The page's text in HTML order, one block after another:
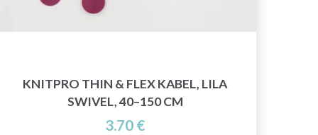
KNITPRO THIN & FLEX KABEL, LILA
SWIVEL, 40–150 CM
3.70 €